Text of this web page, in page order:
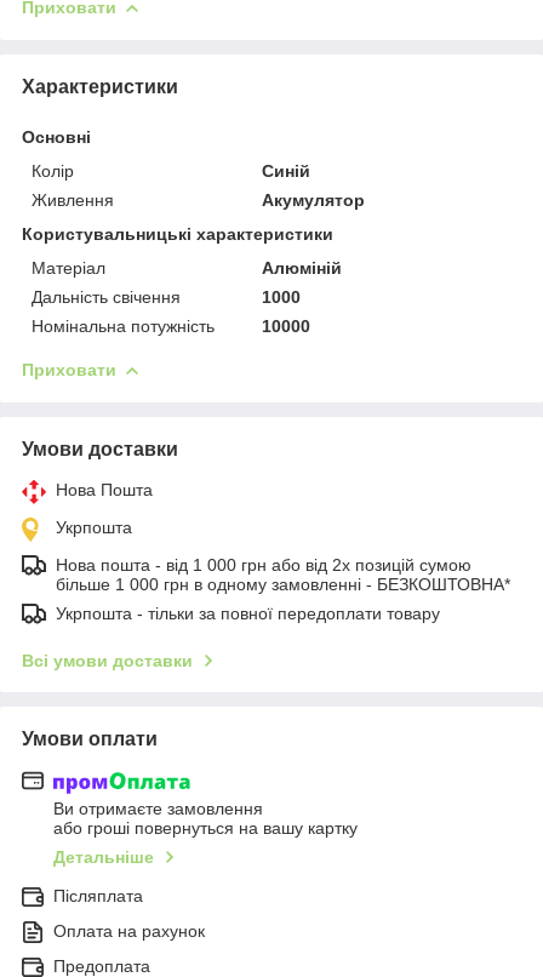
Приховати
Характеристики
Основні
Колір
Синій
Живлення
Акумулятор
Користувальницькі характеристики
Матеріал
Алюміній
Дальність свічення
1000
Номінальна потужність
10000
Приховати
Умови доставки
Нова Пошта
Укрпошта
Нова пошта - від 1 000 грн або від 2х позицій сумою
більше 1 000 грн в одному замовленні - БЕЗКОШТОВНА*
Укрпошта - тільки за повної передоплати товару
Всі умови доставки
Умови оплати
Ви отримаєте замовлення
або гроші повернуться на вашу картку
Детальніше
Післяплата
Оплата на рахунок
Предоплата